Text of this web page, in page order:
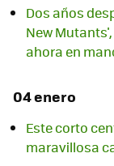
Dos años
New
ahora en
04 enero
Este corto
maravillosa